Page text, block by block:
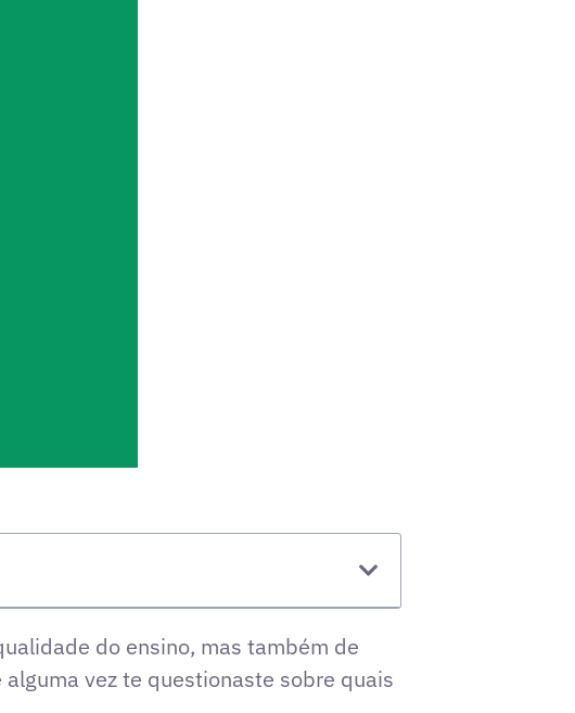
do ensino, mas também de
vez te questionaste sobre quais